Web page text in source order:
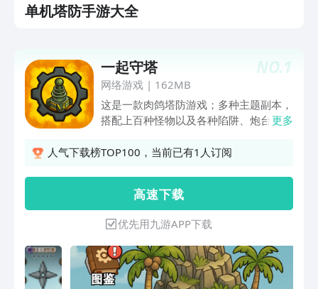
单机塔防手游大全
NO.1
一起守塔
网络游戏| 162MB
这是一款肉鸽塔防游戏；多种主题副本，
搭配上百种怪物以及各种陷阱、炮台，极
更多
人气下载榜TOP100，当前已有1人订阅
高 速 下 载
优先用九游APP下载